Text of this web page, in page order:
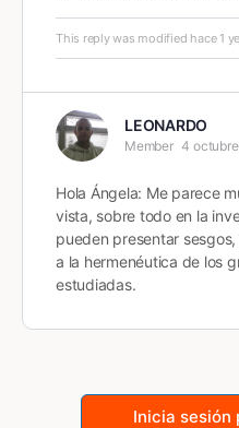
This reply was modified hace 1
LEONARDO
Member 4
Hola Ángela: Me parece
vista, sobre todo en la
pueden presentar
a la hermenéutica de los
estudiadas.
Inicia sesión